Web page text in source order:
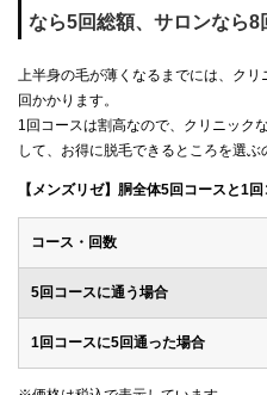
なら5回総額、サロンなら8
上半身の毛が薄くなるまでには、ク
回かかります。
1回コースは割高なので、クリニック
して、お得に脱毛できるところを選ぶ
【メンズリゼ】胴全体5回コースと1
コース・回数
5回コースに通う場合
1回コースに5回通った場合